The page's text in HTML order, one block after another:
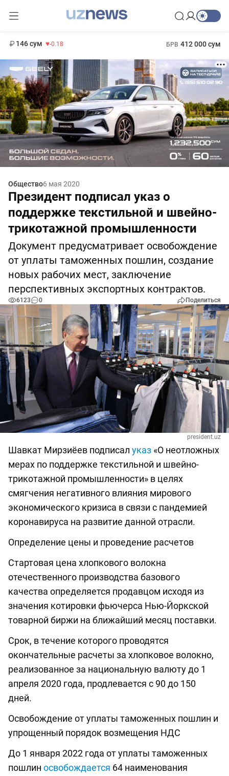
146 сум -0.18 БРВ 412 000 сум
Общество6 мая 2020
Президент подписал указ о
поддержке текстильной и швейно-
трикотажной промышленности
Документ предусматривает освобождение
от уплаты таможенных пошлин, создание
новых рабочих мест, заключение
перспективных экспортных контрактов.
6123 0 Поделиться
president.uz
Шавкат Мирзиёев подписал указ «О неотложных
мерах по поддержке текстильной и швейно-
трикотажной промышленности» в целях
смягчения негативного влияния мирового
экономического кризиса в связи с пандемией
коронавируса на развитие данной отрасли.
Определение цены и проведение расчетов
Стартовая цена хлопкового волокна
отечественного производства базового
качества определяется продавцом исходя из
значения котировки фьючерса Нью-Йоркской
товарной биржи на ближайший месяц поставки.
Срок, в течение которого проводятся
окончательные расчеты за хлопковое волокно,
реализованное за национальную валюту до 1
апреля 2020 года, продлевается с 90 до 150
дней.
Освобождение от уплаты таможенных пошлин и
упрощенный порядок возмещения НДС
До 1 января 2022 года от уплаты таможенных
пошлин освобождается 64 наименования